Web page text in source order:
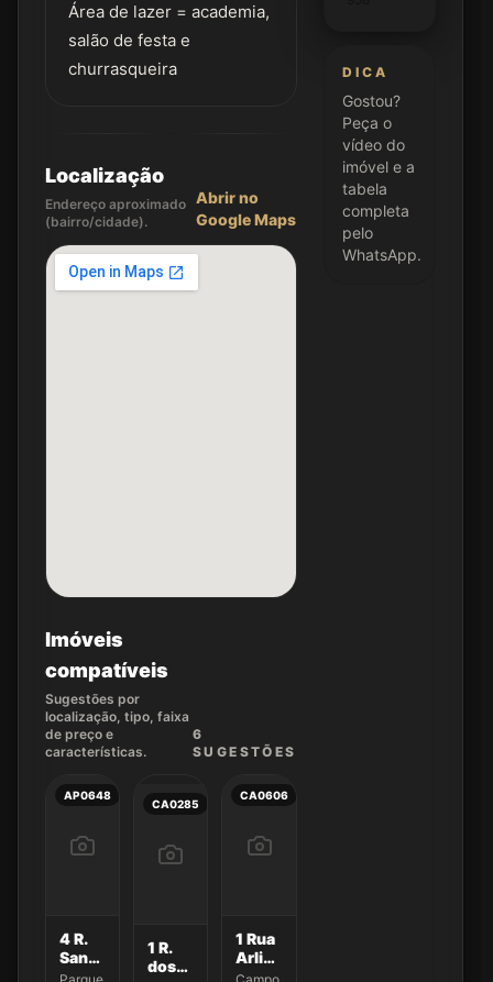
Área de lazer = academia,
salão de festa e
churrasqueira
Localização
Endereço aproximado
(bairro/cidade).
Abrir no
Google Maps
Imóveis
compatíveis
Sugestões por
localização, tipo, faixa
de preço e
características.
6
SUGESTÕES
AP0648
4 R.
Sandro
Bezerra
CA0285
1 R.
dos
CA0606
1 Rua
Arlinda
Pereira
DICA
Gostou?
Peça o
vídeo do
imóvel e a
tabela
completa
pelo
WhatsApp.